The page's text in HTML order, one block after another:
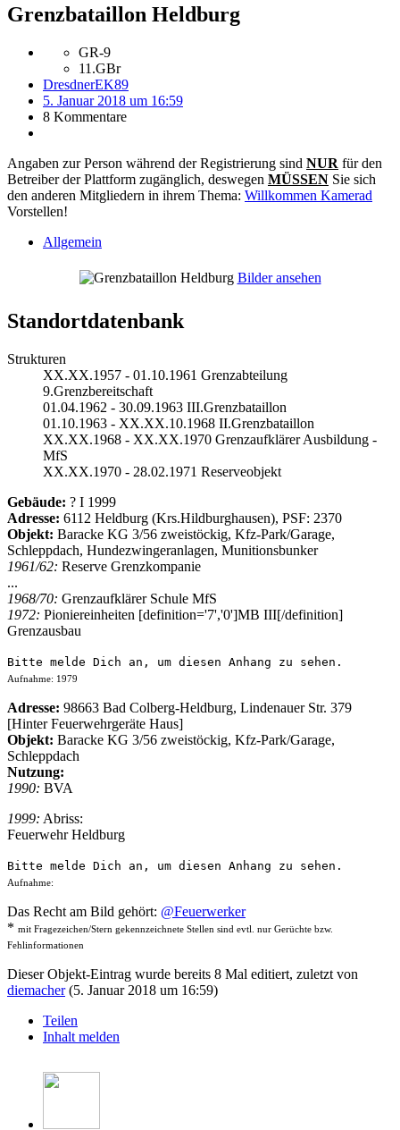
Grenzbataillon Heldburg
GR-9
11.GBr
DresdnerEK89
5. Januar 2018 um 16:59
8 Kommentare
Angaben zur Person während der Registrierung sind NUR für den
Betreiber der Plattform zugänglich, deswegen MÜSSEN Sie sich
den anderen Mitgliedern in ihrem Thema: Willkommen Kamerad
Vorstellen!
Allgemein
Bilder ansehen
Standortdatenbank
Strukturen
XX.XX.1957 - 01.10.1961 Grenzabteilung
9.Grenzbereitschaft
01.04.1962 - 30.09.1963 III.Grenzbataillon
01.10.1963 - XX.XX.10.1968 II.Grenzbataillon
XX.XX.1968 - XX.XX.1970 Grenzaufklärer Ausbildung -
MfS
XX.XX.1970 - 28.02.1971 Reserveobjekt
Gebäude: ? I 1999
Adresse: 6112 Heldburg (Krs.Hildburghausen), PSF: 2370
Objekt: Baracke KG 3/56 zweistöckig, Kfz-Park/Garage,
Schleppdach, Hundezwingeranlagen, Munitionsbunker
1961/62: Reserve Grenzkompanie
...
1968/70: Grenzaufklärer Schule MfS
1972: Pioniereinheiten [definition='7','0']MB III[/definition]
Grenzausbau
Bitte melde Dich an, um diesen Anhang zu sehen.
Aufnahme: 1979
Adresse: 98663 Bad Colberg-Heldburg, Lindenauer Str. 379
[Hinter Feuerwehrgeräte Haus]
Objekt: Baracke KG 3/56 zweistöckig, Kfz-Park/Garage,
Schleppdach
Nutzung:
1990: BVA
1999: Abriss:
Feuerwehr Heldburg
Bitte melde Dich an, um diesen Anhang zu sehen.
Aufnahme:
Das Recht am Bild gehört: @Feuerwerker
* mit Fragezeichen/Stern gekennzeichnete Stellen sind evtl. nur Gerüchte bzw.
Fehlinformationen
Dieser Objekt-Eintrag wurde bereits 8 Mal editiert, zuletzt von
diemacher(5. Januar 2018 um 16:59)
Teilen
Inhalt melden